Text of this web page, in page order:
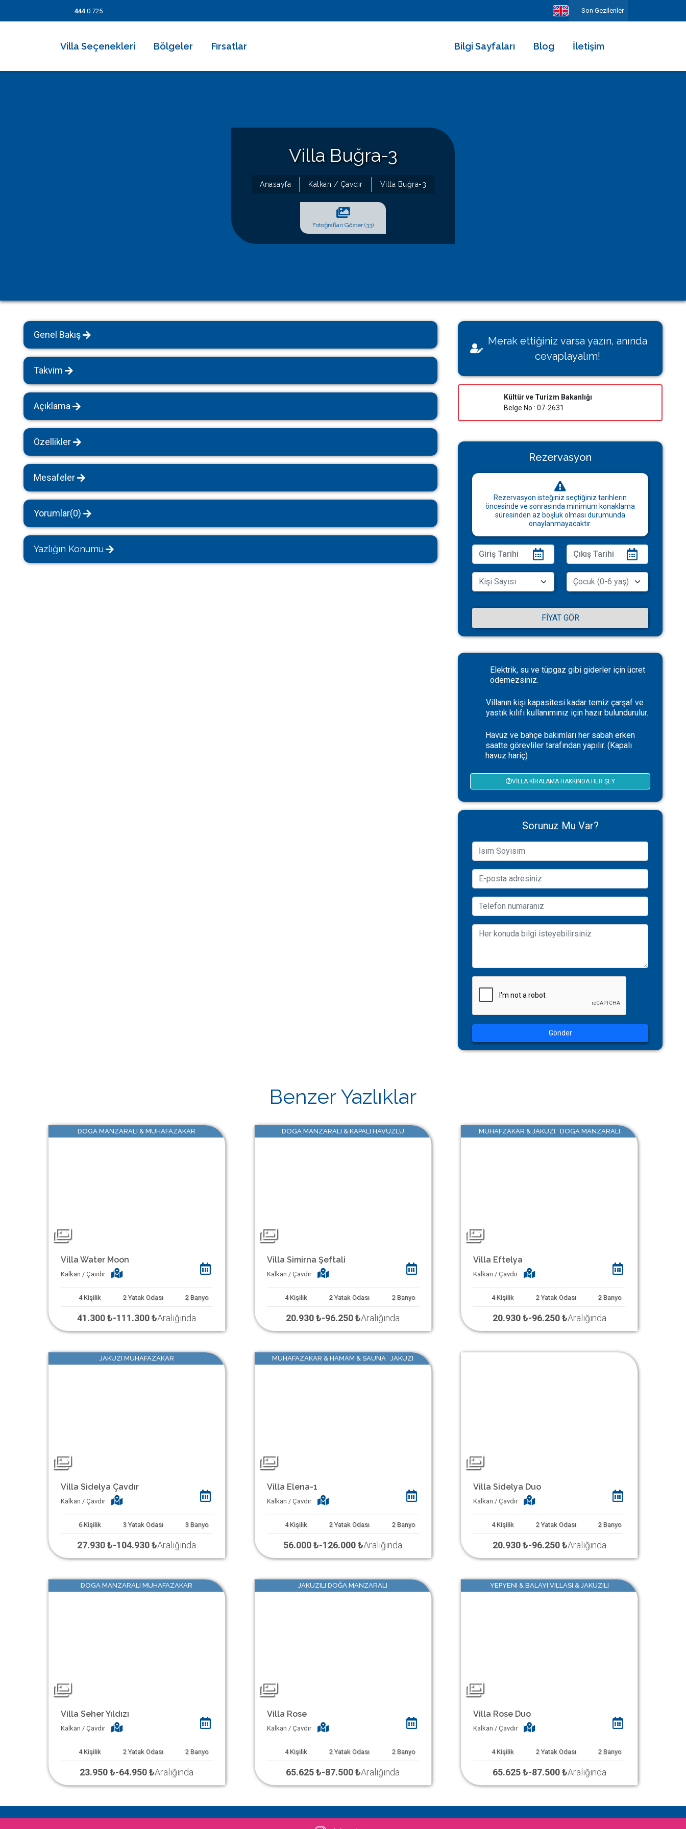
444 0 725 Son Gezilenler
Villa Seçenekleri
Kiralık Apartlar
Bungalov Evler
Kahvaltı Dahil Villalar
Tüm Villalar
Bölgeler Fırsatlar Bilgi Sayfaları
Villamı Kiraya Vermek İstiyorum
Sağlığınız Bizim İçin Değerli
Konut İzin Belge Başvurusu
Bakanlık Belgeli Konutlar
Blog İletişim
Villa Buğra-3
Anasayfa Kalkan / Çavdır Villa Buğra-3
Fotoğrafları Göster (33)
Genel Bakış
Takvim
Açıklama
Özellikler
Mesafeler
Yorumlar(0)
Yazlığın Konumu
Merak ettiğiniz varsa yazın, anında
cevaplayalım!
Kültür ve Turizm Bakanlığı
Belge No : 07-2631
Rezervasyon
Rezervasyon isteğiniz seçtiğiniz tarihlerin
öncesinde ve sonrasında minimum konaklama
süresinden az boşluk olması durumunda
onaylanmayacaktır.
FIYAT GÖR
Elektrik, su ve tüpgaz gibi giderler için ücret
ödemezsiniz.
Villanın kişi kapasitesi kadar temiz çarşaf ve
yastık kılıfı kullanımınız için hazır bulundurulur.
Havuz ve bahçe bakımları her sabah erken
saatte görevliler tarafından yapılır. (Kapalı
havuz hariç)
VILLA KIRALAMA HAKKINDA HER ŞEY
Sorunuz Mu Var?
Gönder
Benzer Yazlıklar
DOGA MANZARALI & MUHAFAZAKAR
Villa Water Moon
Kalkan / Çavdır
4 Kişilik 2 Yatak Odası 2 Banyo
41.300 ₺-111.300 ₺Aralığında
DOGA MANZARALI & KAPALI HAVUZLU
Villa Simirna Şeftali
Kalkan / Çavdır
4 Kişilik 2 Yatak Odası 2 Banyo
20.930 ₺-96.250 ₺Aralığında
MUHAFZAKAR & JAKUZI DOGA MANZARALI
Villa Eftelya
Kalkan / Çavdır
4 Kişilik 2 Yatak Odası 2 Banyo
20.930 ₺-96.250 ₺Aralığında
JAKUZI MUHAFAZAKAR
Villa Sidelya Çavdır
Kalkan / Çavdır
6 Kişilik 3 Yatak Odası 3 Banyo
27.930 ₺-104.930 ₺Aralığında
MUHAFAZAKAR & HAMAM & SAUNA JAKUZI
Villa Elena-1
Kalkan / Çavdır
4 Kişilik 2 Yatak Odası 2 Banyo
56.000 ₺-126.000 ₺Aralığında
Villa Sidelya Duo
Kalkan / Çavdır
4 Kişilik 2 Yatak Odası 2 Banyo
20.930 ₺-96.250 ₺Aralığında
DOGA MANZARALI MUHAFAZAKAR
Villa Seher Yıldızı
Kalkan / Çavdır
4 Kişilik 2 Yatak Odası 2 Banyo
23.950 ₺-64.950 ₺Aralığında
JAKUZILI DOĞA MANZARALI
Villa Rose
Kalkan / Çavdır
4 Kişilik 2 Yatak Odası 2 Banyo
65.625 ₺-87.500 ₺Aralığında
YEPYENI & BALAYI VILLASI & JAKUZILI
Villa Rose Duo
Kalkan / Çavdır
4 Kişilik 2 Yatak Odası 2 Banyo
65.625 ₺-87.500 ₺Aralığında